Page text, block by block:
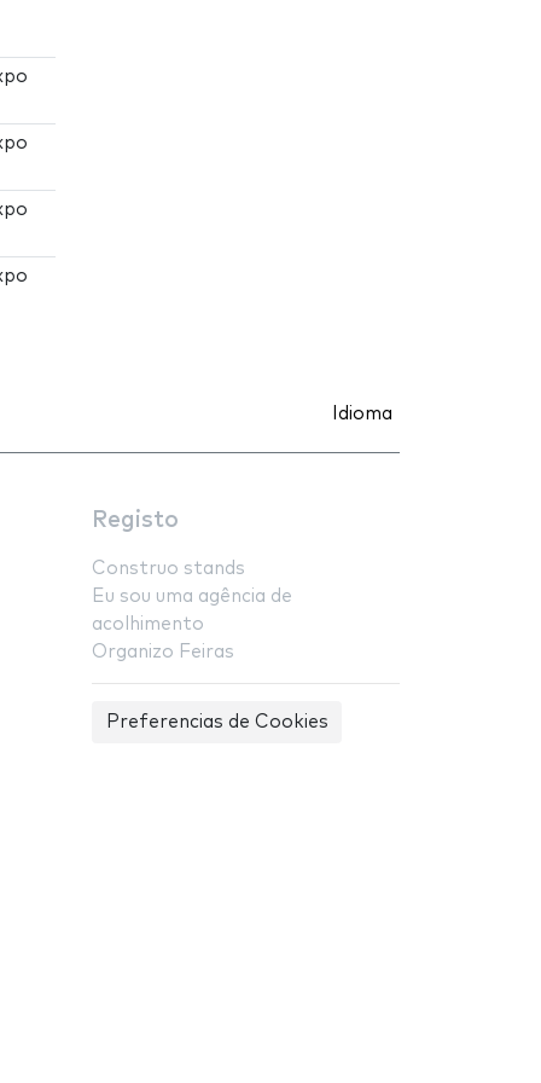
Idioma
Registo
Construo stands
Eu sou uma agência de
acolhimento
Organizo Feiras
Preferencias de Cookies